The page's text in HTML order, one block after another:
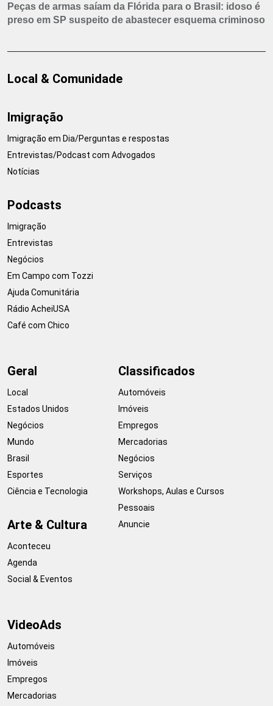
Peças de armas saíam da Flórida para o Brasil: idoso é
preso em SP suspeito de abastecer esquema criminoso
Local & Comunidade
Imigração
Imigração em Dia/Perguntas e respostas
Entrevistas/Podcast com Advogados
Notícias
Podcasts
Imigração
Entrevistas
Negócios
Em Campo com Tozzi
Ajuda Comunitária
Rádio AcheiUSA
Café com Chico
Geral
Local
Estados Unidos
Negócios
Mundo
Brasil
Esportes
Ciência e Tecnologia
Arte & Cultura
Aconteceu
Agenda
Social & Eventos
Classificados
Automóveis
Imóveis
Empregos
Mercadorias
Negócios
Serviços
Workshops, Aulas e Cursos
Pessoais
Anuncie
VideoAds
Automóveis
Imóveis
Empregos
Mercadorias